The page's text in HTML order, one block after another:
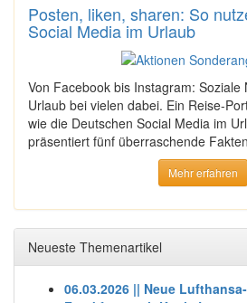
Posten, liken, sharen: So
Social Media im Urlaub
Von Facebook bis Instagram: Soziale
Urlaub bei vielen dabei. Ein Reise-
wie die Deutschen Social Media im
präsentiert fünf überraschende
Mehr erfahren
Neueste Themenartikel
06.03.2026 || Neue